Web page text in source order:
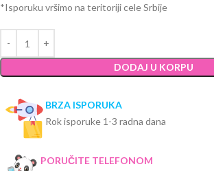
*Isporuku vršimo na teritoriji cele Srbije
DODAJ U KORPU
BRZA ISPORUKA
Rok isporuke 1-3 radna dana
PORUČITE TELEFONOM